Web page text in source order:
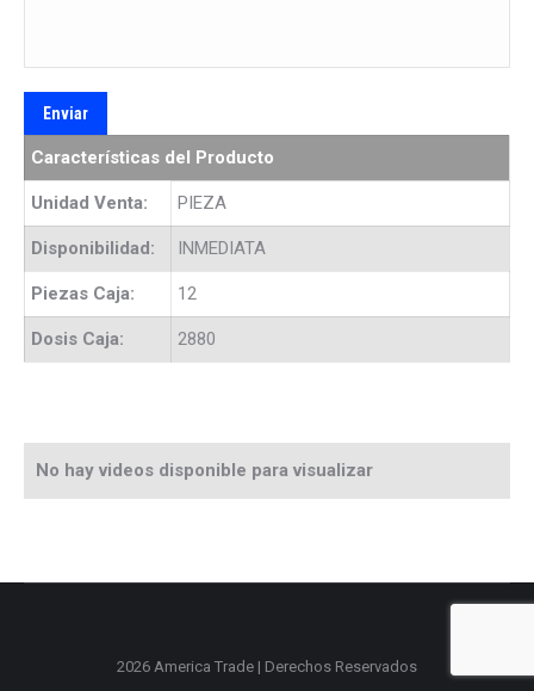
Características del Producto
Unidad Venta: PIEZA
Disponibilidad: INMEDIATA
Piezas Caja: 12
Dosis Caja: 2880
No hay videos disponible para visualizar
2026 America Trade | Derechos Reservados